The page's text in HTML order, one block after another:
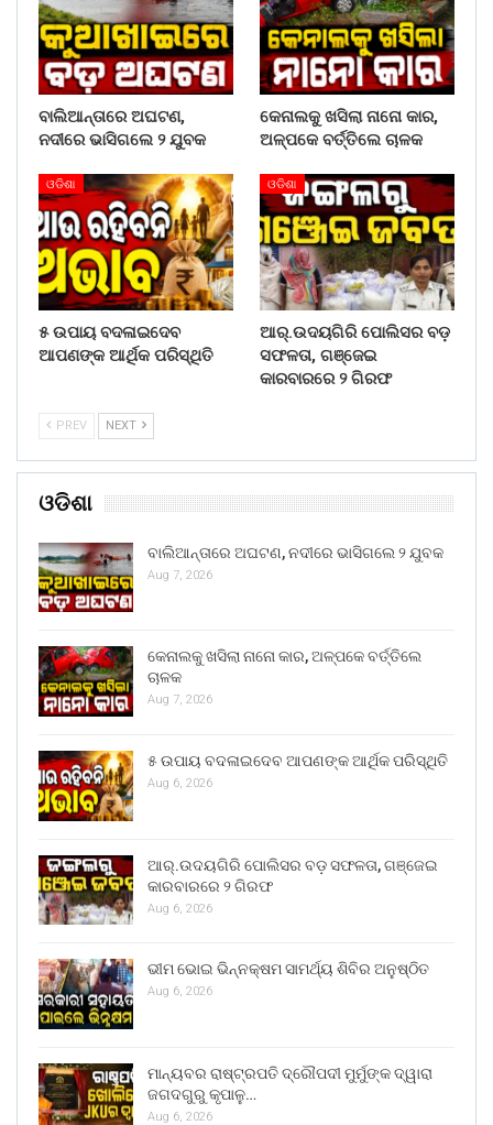
ବାଲିଆନ୍ତାରେ ଅଘଟଣ,
ନଦୀରେ ଭାସିଗଲେ ୨ ଯୁବକ
କେନାଲକୁ ଖସିଲା ନାନୋ କାର,
ଅଳ୍ପକେ ବର୍ତ୍ତିଲେ ଚାଳକ
ଓଡିଶା
୫ ଉପାୟ ବଦଳାଇଦେବ
ଆପଣଙ୍କ ଆର୍ଥିକ ପରିସ୍ଥିତି
ଓଡିଶା
ଆର୍.ଉଦୟଗିରି ପୋଲିସର ବଡ଼
ସଫଳତା, ଗଞ୍ଜେଇ
କାରବାରରେ ୨ ଗିରଫ
PREV NEXT
ଓଡିଶା
ବାଲିଆନ୍ତାରେ ଅଘଟଣ, ନଦୀରେ ଭାସିଗଲେ ୨ ଯୁବକ
Aug 7, 2026
କେନାଲକୁ ଖସିଲା ନାନୋ କାର, ଅଳ୍ପକେ ବର୍ତ୍ତିଲେ
ଚାଳକ
Aug 7, 2026
୫ ଉପାୟ ବଦଳାଇଦେବ ଆପଣଙ୍କ ଆର୍ଥିକ ପରିସ୍ଥିତି
Aug 6, 2026
ଆର୍.ଉଦୟଗିରି ପୋଲିସର ବଡ଼ ସଫଳତା, ଗଞ୍ଜେଇ
କାରବାରରେ ୨ ଗିରଫ
Aug 6, 2026
ଭୀମ ଭୋଇ ଭିନ୍ନକ୍ଷମ ସାମର୍ଥ୍ୟ ଶିବିର ଅନୁଷ୍ଠିତ
Aug 6, 2026
ମାନ୍ୟବର ରାଷ୍ଟ୍ରପତି ଦ୍ରୌପଦୀ ମୁର୍ମୁଙ୍କ ଦ୍ୱାରା
ଜଗଦଗୁରୁ କୃପାଳୁ…
Aug 6, 2026